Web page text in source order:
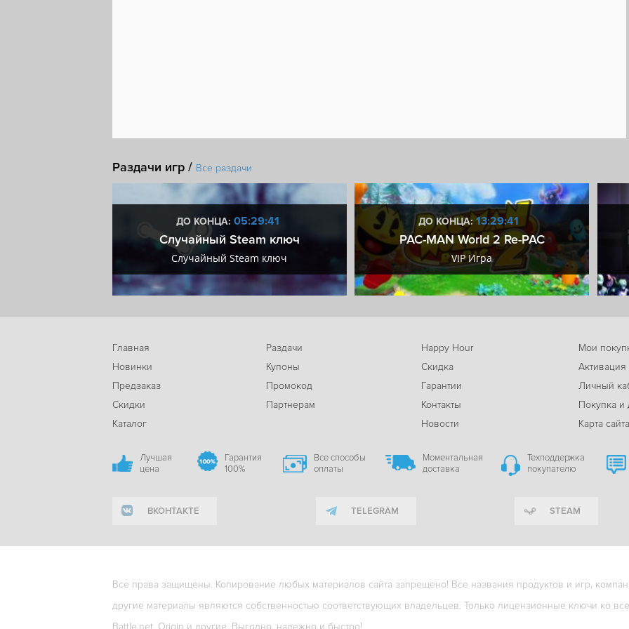
Раздачи игр / Все раздачи
ДО КОНЦА: 05:29:40
Случайный Steam ключ
Случайный Steam ключ
ДО КОНЦА:13:29:40
PAC-MAN World 2 Re-PAC
VIP Игра
Главная
Новинки
Предзаказ
Скидки
Каталог
Раздачи
Купоны
Промокод
Партнерам
Happy Hour
Скидка
Гарантии
Контакты
Новости
Мои
Активация
Личный
Покупка и
Карта сайта
Лучшая
цена
Гарантия
100%
Все способы
оплаты
Моментальная
доставка
Техподдержка
покупателю
ВКОНТАКТЕ TELEGRAM STEAM
Все права защищены. Копирование любых материалов сайта запрещено! Все названия продуктов и игр,
другие материалы являются собственностью соответствующих владельцев. Только лицензионные ключи ко
Battle.net, Origin и другие. Выгодно, надежно и быстро!